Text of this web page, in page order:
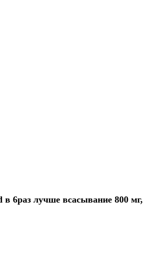
в 6раз лучше всасывание 800 мг,